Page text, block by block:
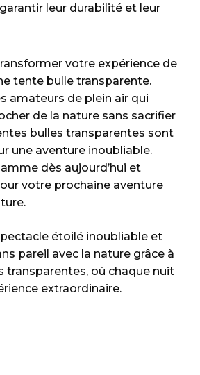
leur durabilité et leur
votre expérience de
tente bulle transparente.
amateurs de plein air qui
de la nature sans sacrifier
bulles transparentes sont
une aventure inoubliable.
dès aujourd’hui et
votre prochaine aventure
étoilé inoubliable et
pareil avec la nature grâce à
transparentes, où chaque nuit
extraordinaire.